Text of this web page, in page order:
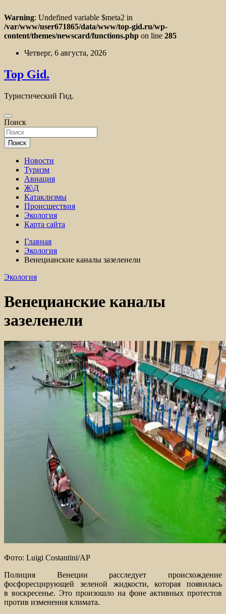
Warning: Undefined variable $meta2 in
/var/www/user671865/data/www/top-gid.ru/wp-
content/themes/newscard/functions.php on line 285
Перейти
содержимому
Четверг, 6 августа, 2026
Top Gid.
Туристический Гид.
Поиск
Поиск
Новости
Туризм
Авиация
Ж\Д
Катаклизмы
Происшествия
Экология
Карта сайта
Главная
Экология
Венецианские каналы зазеленели
Экология
Венецианские каналы
зазеленели
Фото: Luigi Costantini/AP
Полиция Венеции расследует происхождение
фосфоресцирующей зеленой жидкости, которая появилась
в воскресенье. Это произошло на фоне активных протестов
против изменения климата.